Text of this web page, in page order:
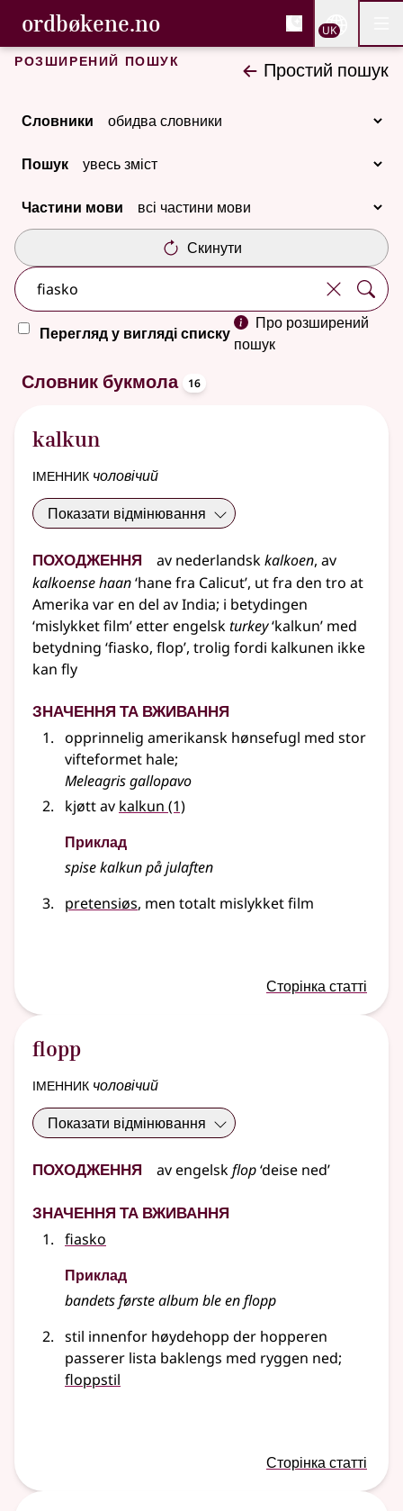
Перейти до основного вмісту
Доступність
ordbøkene.no, Cловник букмола та
Cловник букмола та Словник нюношка
UK
Розширений пошук Простий пошук
Словники
Пошук
Частини мови
Скинути
Перегляд у вигляді списку
Про розширений
пошук
29 результатів
Словник букмола 16
kalkun
іменник чоловічий
Показати відмінювання
Походження av nederlandskkalkoen, av
kalkoense haan‘hane fra Calicut’, ut fra den tro at
Amerika var en del av India; i betydingen
‘mislykket film’ etterengelskturkey‘kalkun’ med
betydning ‘fiasko, flop’, trolig fordi kalkunen ikke
kan fly
Значення та вживання
opprinnelig amerikansk hønsefugl med stor
vifteformet hale;
Meleagris gallopavo
kjøtt av kalkun (1)
Приклад
spise kalkun på julaften
pretensiøs, men totalt mislykket film
Сторінка статті
flopp
іменник чоловічий
Показати відмінювання
Походження avengelskflop‘deise ned’
Значення та вживання
fiasko
Приклад
bandets første album ble en flopp
stil innenfor høydehopp der hopperen
passerer lista baklengs med ryggen ned;
floppstil
Сторінка статті